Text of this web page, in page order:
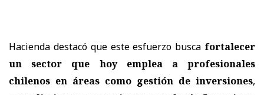
Hacienda destacó que este esfuerzo busca fortalecer
un sector que hoy emplea a profesionales
chilenos en áreas como gestión de inversiones,